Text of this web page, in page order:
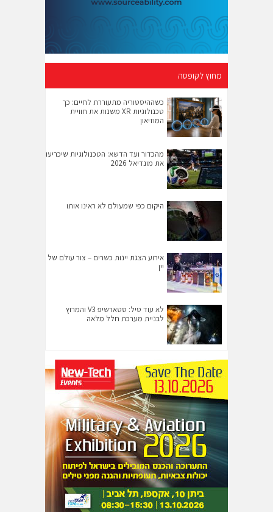
מחוץ לקופסה
כשההיסטוריה מתעוררת לחיים: כך
טכנולוגיות XR משנות את חוויית
המוזיאון
מהכדור ועד הדשא: הטכנולוגיות שיכריעו
את מונדיאל 2026
היקום כפי שמעולם לא ראינו אותו
אירוע הצגת יינות כשרים – צור עולם של
יין
לא עוד טיל: סטארשיפ V3 והמרוץ
לבניית מערכת חלל מלאה